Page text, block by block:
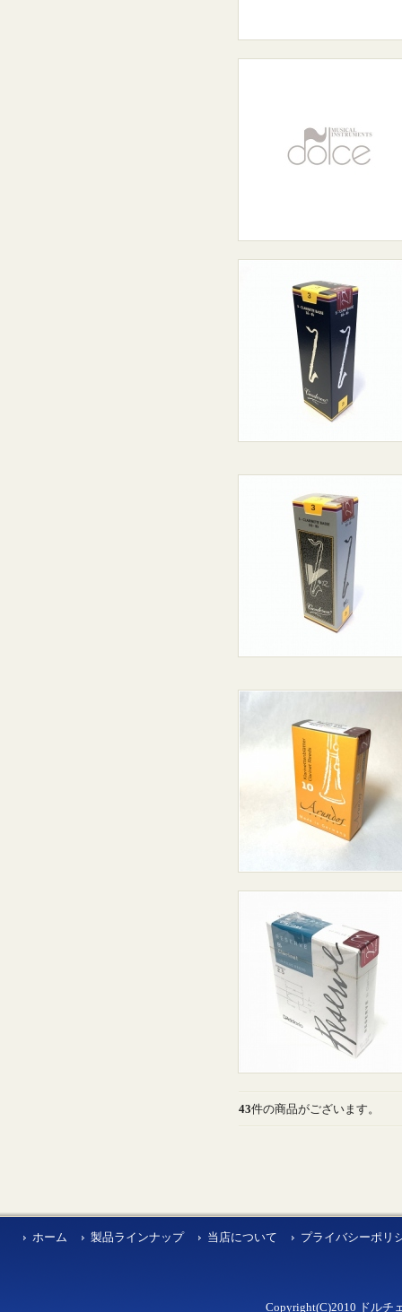
43件の商品がございます。
ホーム 製品ラインナップ 当店について プライバシーポリ
Copyright(C)2010 ドルチ